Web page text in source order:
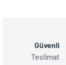
Güvenli
Teslimat